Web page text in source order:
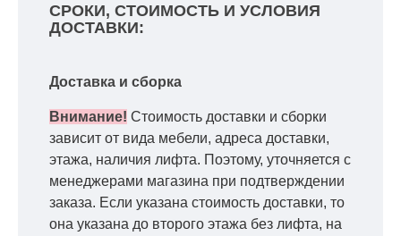
СРОКИ, СТОИМОСТЬ И УСЛОВИЯ
ДОСТАВКИ:
Доставка и сборка
Внимание! Стоимость доставки и сборки
зависит от вида мебели, адреса доставки,
этажа, наличия лифта. Поэтому, уточняется с
менеджерами магазина при подтверждении
заказа. Если указана стоимость доставки, то
она указана до второго этажа без лифта, на